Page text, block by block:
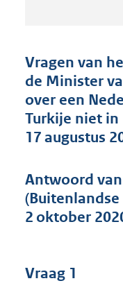
Vragen van
de Minister
over een
Turkije niet in
17 augustus
Antwoord
2 oktober
Vraag 1